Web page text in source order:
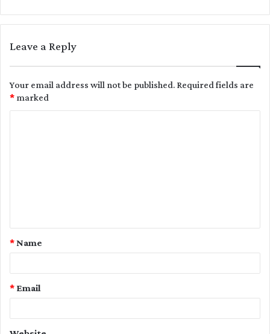
Leave a Reply
Your email address will not be published.Required fields are
marked
*
t
Name
*
Email
*